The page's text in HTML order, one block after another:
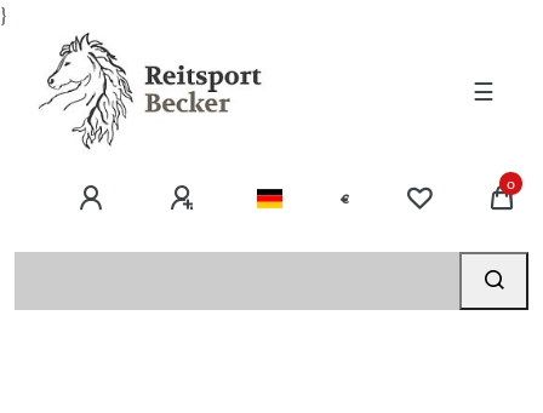
}
☰
€
0